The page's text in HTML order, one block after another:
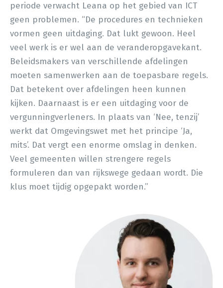
periode verwacht Leana op het gebied van ICT
geen problemen. “De procedures en technieken
vormen geen uitdaging. Dat lukt gewoon. Heel
veel werk is er wel aan de veranderopgavekant.
Beleidsmakers van verschillende afdelingen
moeten samenwerken aan de toepasbare regels.
Dat betekent over afdelingen heen kunnen
kijken. Daarnaast is er een uitdaging voor de
vergunningverleners. In plaats van ‘Nee, tenzij’
werkt dat Omgevingswet met het principe ‘Ja,
mits’. Dat vergt een enorme omslag in denken.
Veel gemeenten willen strengere regels
formuleren dan van rijkswege gedaan wordt. Die
klus moet tijdig opgepakt worden.”